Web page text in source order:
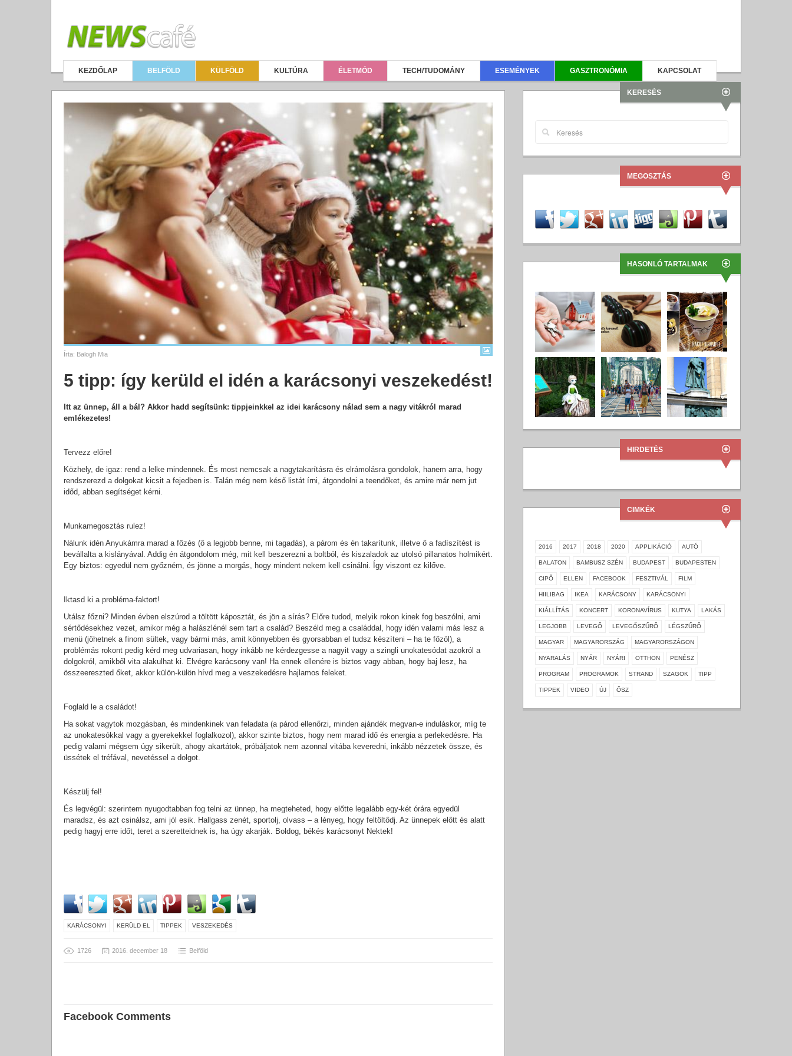
KEZDŐLAP BELFÖLD KÜLFÖLD KULTÚRA ÉLETMÓD TECH/TUDOMÁNY ESEMÉNYEK GASZTRONÓMIA KAPCSOLAT
Írta: Balogh Mia
5 tipp: így kerüld el idén a karácsonyi veszekedést!
Itt az ünnep, áll a bál? Akkor hadd segítsünk: tippjeinkkel az idei karácsony nálad sem a nagy vitákról marad
emlékezetes!
Tervezz előre!
Közhely, de igaz: rend a lelke mindennek. És most nemcsak a nagytakarításra és elrámolásra gondolok, hanem arra, hogy
rendszerezd a dolgokat kicsit a fejedben is. Talán még nem késő listát írni, átgondolni a teendőket, és amire már nem jut
időd, abban segítséget kérni.
Munkamegosztás rulez!
Nálunk idén Anyukámra marad a főzés (ő a legjobb benne, mi tagadás), a párom és én takarítunk, illetve ő a fadíszítést is
bevállalta a kislányával. Addig én átgondolom még, mit kell beszerezni a boltból, és kiszaladok az utolsó pillanatos holmikért.
Egy biztos: egyedül nem győzném, és jönne a morgás, hogy mindent nekem kell csinálni. Így viszont ez kilőve.
Iktasd ki a probléma-faktort!
Utálsz főzni? Minden évben elszúrod a töltött káposztát, és jön a sírás? Előre tudod, melyik rokon kinek fog beszólni, ami
sértődésekhez vezet, amikor még a halászlénél sem tart a család? Beszéld meg a családdal, hogy idén valami más lesz a
menü (jöhetnek a finom sültek, vagy bármi más, amit könnyebben és gyorsabban el tudsz készíteni – ha te főzöl), a
problémás rokont pedig kérd meg udvariasan, hogy inkább ne kérdezgesse a nagyit vagy a szingli unokatesódat azokról a
dolgokról, amikből vita alakulhat ki. Elvégre karácsony van! Ha ennek ellenére is biztos vagy abban, hogy baj lesz, ha
összeereszted őket, akkor külön-külön hívd meg a veszekedésre hajlamos feleket.
Foglald le a családot!
Ha sokat vagytok mozgásban, és mindenkinek van feladata (a párod ellenőrzi, minden ajándék megvan-e induláskor, míg te
az unokatesókkal vagy a gyerekekkel foglalkozol), akkor szinte biztos, hogy nem marad idő és energia a perlekedésre. Ha
pedig valami mégsem úgy sikerült, ahogy akartátok, próbáljatok nem azonnal vitába keveredni, inkább nézzetek össze, és
üssétek el tréfával, nevetéssel a dolgot.
Készülj fel!
És legvégül: szerintem nyugodtabban fog telni az ünnep, ha megteheted, hogy előtte legalább egy-két órára egyedül
maradsz, és azt csinálsz, ami jól esik. Hallgass zenét, sportolj, olvass – a lényeg, hogy feltöltődj. Az ünnepek előtt és alatt
pedig hagyj erre időt, teret a szeretteidnek is, ha úgy akarják. Boldog, békés karácsonyt Nektek!
KARÁCSONYI KERÜLD EL TIPPEK VESZEKEDÉS
1726 2016. december 18 Belföld
Facebook Comments
KERESÉS
MEGOSZTÁS
HASONLÓ TARTALMAK
HIRDETÉS
CIMKÉK
2016 2017 2018 2020 APPLIKÁCIÓ AUTÓ
BALATON BAMBUSZ SZÉN BUDAPEST BUDAPESTEN
CIPŐ ELLEN FACEBOOK FESZTIVÁL FILM
HIILIBAG IKEA KARÁCSONY KARÁCSONYI
KIÁLLÍTÁS KONCERT KORONAVÍRUS KUTYA LAKÁS
LEGJOBB LEVEGŐ LEVEGŐSZŰRŐ LÉGSZŰRŐ
MAGYAR MAGYARORSZÁG MAGYARORSZÁGON
NYARALÁS NYÁR NYÁRI OTTHON PENÉSZ
PROGRAM PROGRAMOK STRAND SZAGOK TIPP
TIPPEK VIDEO ÚJ ŐSZ